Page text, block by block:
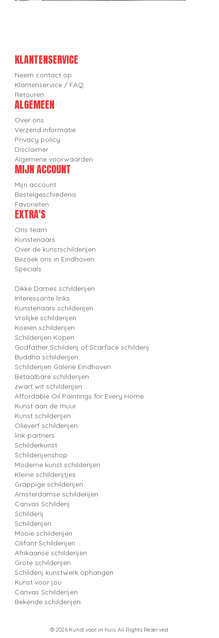
KLANTENSERVICE
Neem contact op
Klantenservice / FAQ
Retouren
ALGEMEEN
Over ons
Verzend informatie
Privacy policy
Disclaimer
Algemene voorwaarden
MIJN ACCOUNT
Mijn account
Bestelgeschiedenis
Favorieten
EXTRA'S
Ons team
Kunstenaars
Over de kunstschilderijen
Bezoek ons in Eindhoven
Specials
Dikke Dames schilderijen
Interessante links
Kunstenaars schilderijen
Vrolijke schilderijen
Koeien schilderijen
Schilderijen Kopen
Godfather Schilderij of Scarface schilderij
Buddha schilderijen
Schilderijen Galerie Eindhoven
Betaalbare schilderijen
zwart wit schilderijen
Affordable Oil Paintings for Every Home
Kunst aan de muur
Kunst schilderijen
Olieverf schilderijen
link-partners
Schilderkunst
Schilderijenshop
Moderne kunst schilderijen
Kleine schilderijtjes
Grappige schilderijen
Amsterdamse schilderijen
Canvas Schilderij
Schilderij
Schilderijen
Mooie schilderijen
Olifant Schilderijen
Afrikaanse schilderijen
Grote schilderijen
Schilderij kunstwerk ophangen
Kunst voor jou
Canvas Schilderijen
Bekende schilderijen
© 2026 Kunst voor in huis. All Rights Reserved.